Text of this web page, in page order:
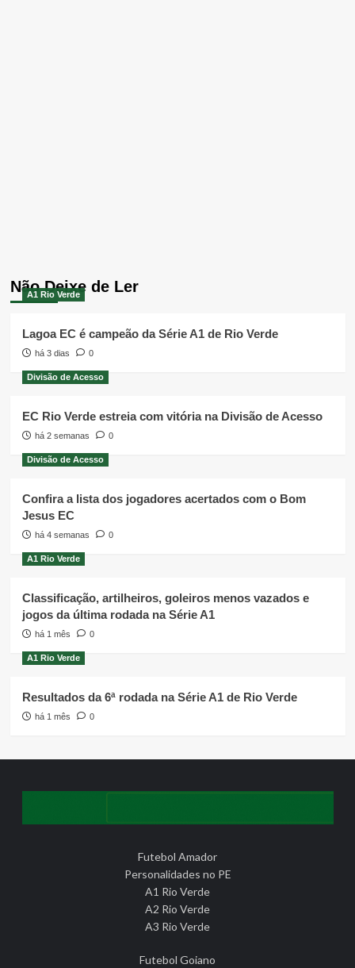
Não Deixe de Ler
A1 Rio Verde
Lagoa EC é campeão da Série A1 de Rio Verde
há 3 dias 0
Divisão de Acesso
EC Rio Verde estreia com vitória na Divisão de Acesso
há 2 semanas 0
Divisão de Acesso
Confira a lista dos jogadores acertados com o Bom
Jesus EC
há 4 semanas 0
A1 Rio Verde
Classificação, artilheiros, goleiros menos vazados e
jogos da última rodada na Série A1
há 1 mês 0
A1 Rio Verde
Resultados da 6ª rodada na Série A1 de Rio Verde
há 1 mês 0
Futebol Amador
Personalidades no PE
A1 Rio Verde
A2 Rio Verde
A3 Rio Verde
Futebol Goiano